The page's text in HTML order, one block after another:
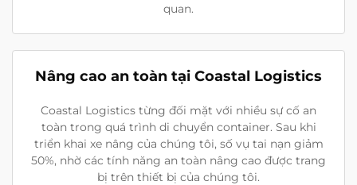
quan.
Nâng cao an toàn tại Coastal Logistics
Coastal Logistics từng đối mặt với nhiều sự cố an
toàn trong quá trình di chuyển container. Sau khi
triển khai xe nâng của chúng tôi, số vụ tai nạn giảm
50%, nhờ các tính năng an toàn nâng cao được trang
bị trên thiết bị của chúng tôi.